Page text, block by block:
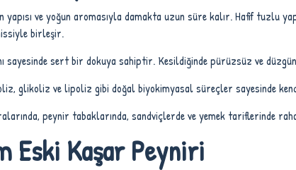
yapısı ve yoğun aromasıyla damakta uzun süre kalır. Hafif tuzlu
birleşir.
sayesinde sert bir dokuya sahiptir. Kesildiğinde pürüzsüz ve
glikoliz ve lipoliz gibi doğal biyokimyasal süreçler sayesinde
peynir tabaklarında, sandviçlerde ve yemek tariflerinde
Eski Kaşar Peyniri